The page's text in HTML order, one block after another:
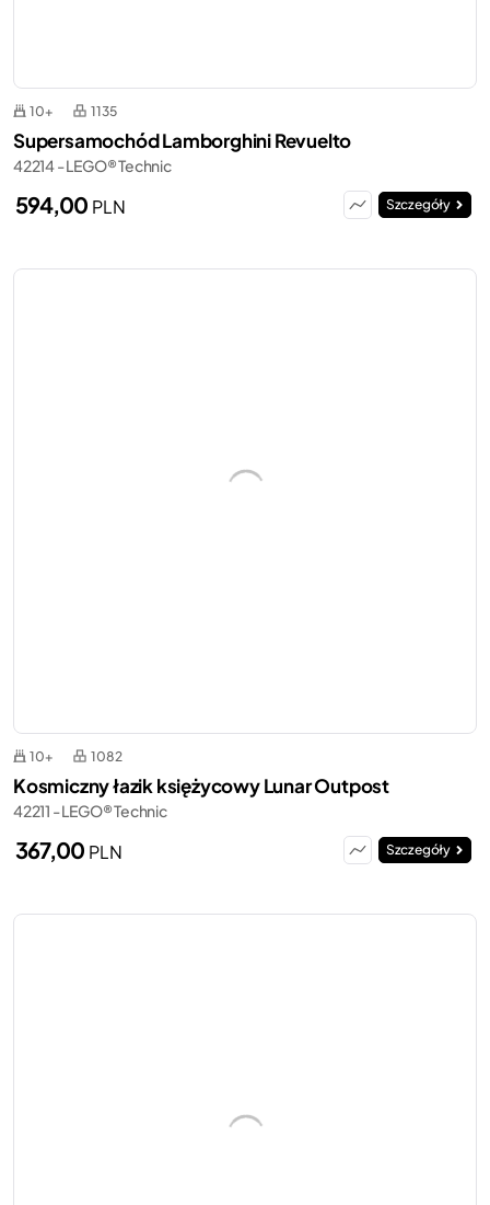
10+ 1135
Supersamochód Lamborghini Revuelto
42214 - LEGO® Technic
594,00 PLN Szczegóły
10+ 1082
Kosmiczny łazik księżycowy Lunar Outpost
42211 - LEGO® Technic
367,00 PLN Szczegóły